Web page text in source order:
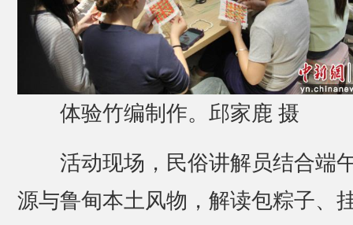
体验竹编制作。邱家鹿 摄
活动现场，民俗讲解员结合端
源与鲁甸本土风物，解读包粽子、